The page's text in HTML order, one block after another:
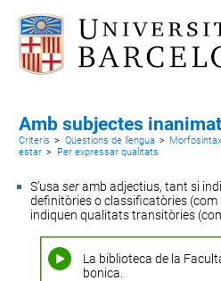
Amb subjectes
Criteris > Qüestions de llengua >
estar > Per expressar qualitats
S’usaseramb adjectius, tant si
definitòries o classificatòries
indiquen qualitats transitòries
La biblioteca de la
bonica.